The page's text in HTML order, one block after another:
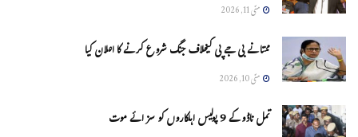
مئی 11, 2026
ممتا نے بی جے پی کیخلاف جنگ شروع کرنے کا اعلان کیا
مئی 10, 2026
تمل ناڈو کے 9 پولیس اہلکاروں کو سزائے موت